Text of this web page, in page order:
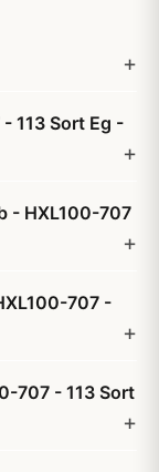
113 Sort Eg -
- HXL100-707
707 -
707 - 113 Sort